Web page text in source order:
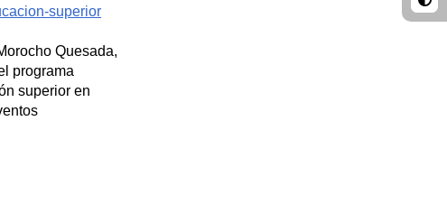
superior
Quesada,
programa
superior en